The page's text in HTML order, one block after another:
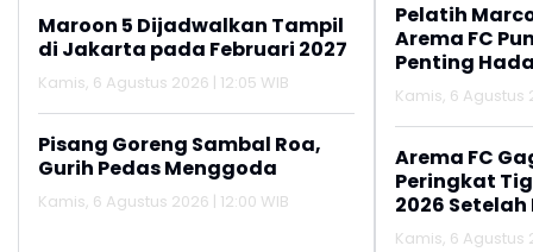
Maroon 5 Dijadwalkan Tampil
di Jakarta pada Februari 2027
Kamis, 6 Agustus 2026 | 12:05 WIB
Pisang Goreng Sambal Roa,
Gurih Pedas Menggoda
Kamis, 6 Agustus 2026 | 12:00 WIB
Pelatih
Arema FC
Penting
Kamis, 6 Agustus
Arema FC
Peringkat
2026
Persija
Kamis, 6 Agustus